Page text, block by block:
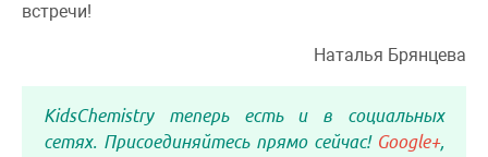
встречи!
Наталья Брянцева
KidsChemistry теперь есть и в социальных
сетях. Присоединяйтесь прямо сейчас! Google+,